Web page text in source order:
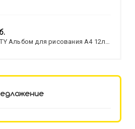
Альбом для рисования А4 12л.